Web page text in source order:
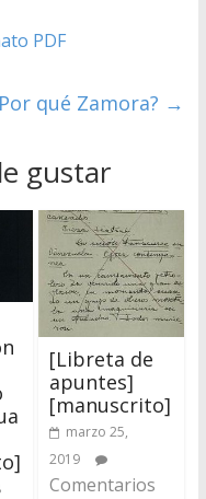
PDF
Por qué Zamora? →
gustar
[Libreta de
apuntes]
[manuscrito]
marzo 25,
2019
Comentarios